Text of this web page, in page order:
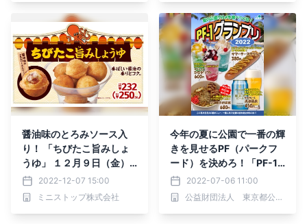
醤油味のとろみソース入
り！ 「ちびたこ旨みしょ
うゆ」 １２月９日（金）
発売2022-12-07 15:00
ミニストップ株式会社
今年の夏に公園で一番の輝
きを見せるPF（パークフ
ード）を決めろ！「PF-1
グランプリ2022」開催
中‼
2022-07-06 11:00
公益財団法人 東京都公園協会